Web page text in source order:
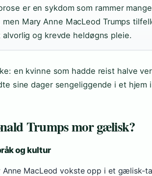
er en sykdom som rammer
men Mary Anne MacLeod Trumps
alvorlig og krevde heldøgns pleie.
en kvinne som hadde reist halve
sine dager sengeliggende i et hjem
Trumps mor gælisk?
og kultur
Anne MacLeod vokste opp i et gælisk-